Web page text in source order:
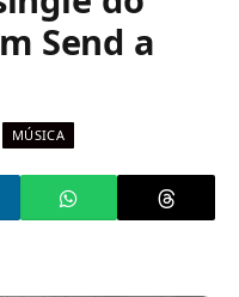
Send a
MÚSICA